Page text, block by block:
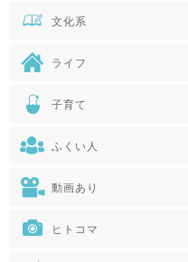
文化系
ライフ
子育て
ふくい人
動画あり
ヒトコマ